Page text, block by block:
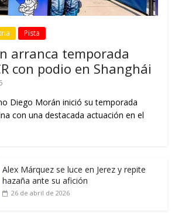
Pista
arranca temporada
con podio en Shanghái
Diego Morán inició su temporada
con una destacada actuación en el
Alex Márquez se luce en Jerez y repite
hazaña ante su afición
26 de abril de 2026